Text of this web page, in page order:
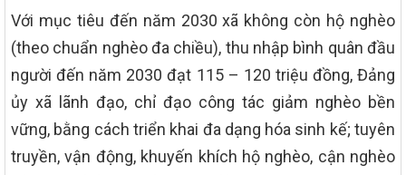
Với mục tiêu đến năm 2030 xã không còn hộ nghèo
(theo chuẩn nghèo đa chiều), thu nhập bình quân đầu
người đến năm 2030 đạt 115 – 120 triệu đồng, Đảng
ủy xã lãnh đạo, chỉ đạo công tác giảm nghèo bền
vững, bằng cách triển khai đa dạng hóa sinh kế; tuyên
truyền, vận động, khuyến khích hộ nghèo, cận nghèo